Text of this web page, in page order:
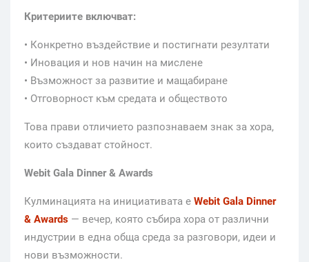
Критериите включват:
• Конкретно въздействие и постигнати резултати
• Иновация и нов начин на мислене
• Възможност за развитие и мащабиране
• Отговорност към средата и обществото
Това прави отличието разпознаваем знак за хора,
които създават стойност.
Webit Gala Dinner & Awards
Кулминацията на инициативата е Webit Gala Dinner
& Awards — вечер, която събира хора от различни
индустрии в една обща среда за разговори, идеи и
нови възможности.